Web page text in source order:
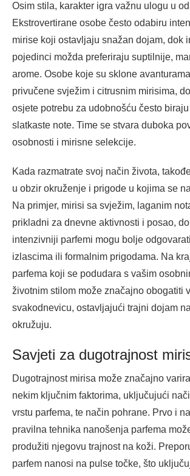
Osim stila, karakter igra važnu ulogu u
Ekstrovertirane osobe često odabiru
mirise koji ostavljaju snažan dojam, dok
pojedinci možda preferiraju suptilnije,
arome. Osobe koje su sklone
privučene svježim i citrusnim mirisima,
osjete potrebu za udobnošću često
slatkaste note. Time se stvara duboka
osobnosti i mirisne selekcije.
Kada razmatrate svoj način života,
u obzir okruženje i prigode u kojima se
Na primjer, mirisi sa svježim, laganim
prikladni za dnevne aktivnosti i posao,
intenzivniji parfemi mogu bolje
izlascima ili formalnim prigodama. Na
parfema koji se podudara s vašim
životnim stilom može značajno obogatiti
svakodnevicu, ostavljajući trajni dojam
okružuju.
Savjeti za dugotrajnost
Dugotrajnost mirisa može značajno
nekim ključnim faktorima, uključujući
vrstu parfema, te način pohrane. Prvo i
pravilna tehnika nanošenja parfema
produžiti njegovu trajnost na koži.
parfem nanosi na pulse točke, što